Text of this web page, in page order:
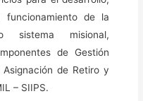
funcionamiento de la
misional,
de Gestión
de Retiro y
– SIIPS.